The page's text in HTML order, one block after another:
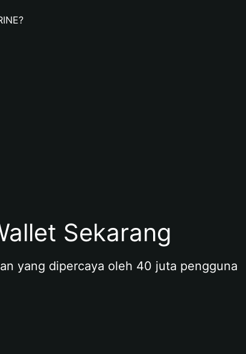
Sekarang
yang dipercaya oleh 40 juta pengguna